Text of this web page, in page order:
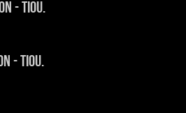
- Tiou.
- Tiou.